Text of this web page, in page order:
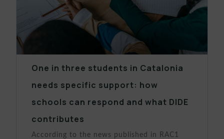
One in three students in Catalonia
needs specific support: how
schools can respond and what DIDE
contributes
According to the news published in RAC1